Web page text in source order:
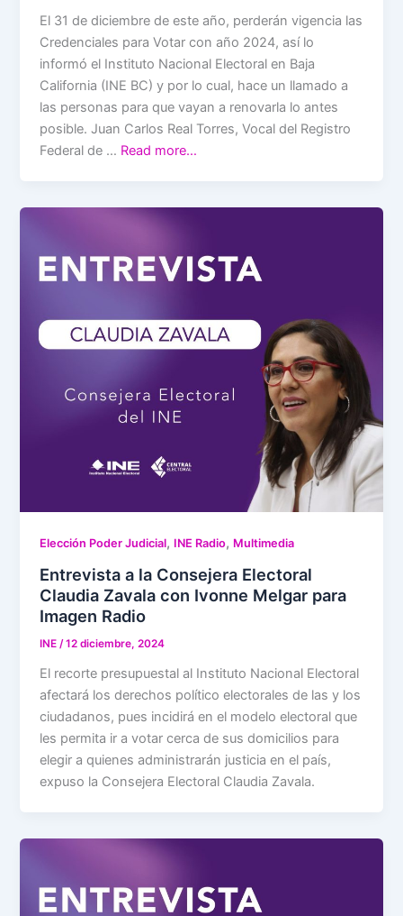
El 31 de diciembre de este año, perderán vigencia las
Credenciales para Votar con año 2024, así lo
informó el Instituto Nacional Electoral en Baja
California (INE BC) y por lo cual, hace un llamado a
las personas para que vayan a renovarla lo antes
posible. Juan Carlos Real Torres, Vocal del Registro
Federal de … Read more…
Elección Poder Judicial, INE Radio, Multimedia
Entrevista a la Consejera Electoral
Claudia Zavala con Ivonne Melgar para
Imagen Radio
INE/12 diciembre, 2024
El recorte presupuestal al Instituto Nacional Electoral
afectará los derechos político electorales de las y los
ciudadanos, pues incidirá en el modelo electoral que
les permita ir a votar cerca de sus domicilios para
elegir a quienes administrarán justicia en el país,
expuso la Consejera Electoral Claudia Zavala.